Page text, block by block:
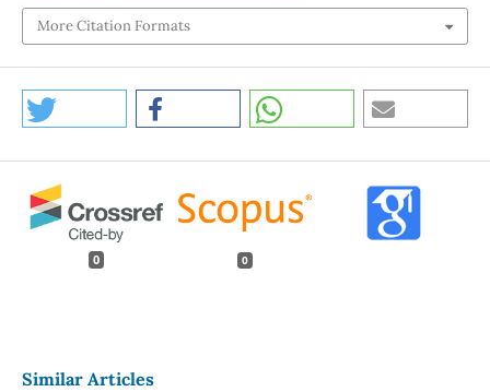
More Citation Formats
0 0
Similar Articles